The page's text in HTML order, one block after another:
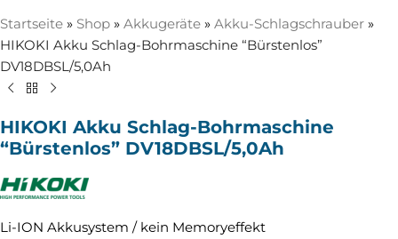
Startseite » Shop » Akkugeräte » Akku-Schlagschrauber »
HIKOKI Akku Schlag-Bohrmaschine “Bürstenlos”
DV18DBSL/5,0Ah
HIKOKI Akku Schlag-Bohrmaschine
“Bürstenlos” DV18DBSL/5,0Ah
Li-ION Akkusystem / kein Memoryeffekt